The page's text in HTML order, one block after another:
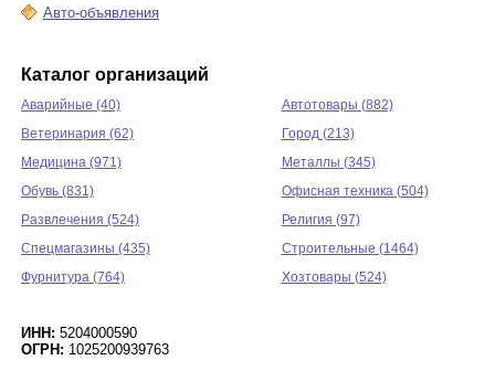
Авто-объявления
Каталог организаций
Аварийные (40)
Автотовары (882)
Ветеринария (62)
Город (213)
Медицина (971)
Металлы (345)
Обувь (831)
Офисная техника (504)
Развлечения (524)
Религия (97)
Спецмагазины (435)
Строительные (1464)
Фурнитура (764)
Хозтовары (524)
ИНН: 5204000590
ОГРН: 1025200939763